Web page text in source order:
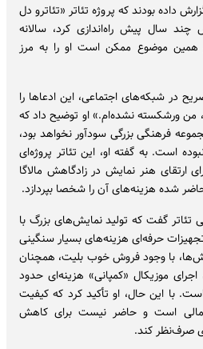
داده بودند که پروژه تئاتر «تئاترو دل
چند سال پیش راه‌اندازی کرد، سالانه
همین موضوع ممکن است او را به مرز
صریح در شبکه‌های اجتماعی، این ادعاها را
ورشکسته نشده‌ام.» او توضیح داد که
فرهنگی بزرگی سودآور نخواهد بود،
است. به گفته او، این تئاتر پروژه‌ای
ارتقای هنر نمایش در زادگاهش مالاگا
شده هزینه‌های آن را شخصا بپردازد.
گفت که تولید نمایش‌های بزرگ با
تجهیزات حرفه‌ای هزینه‌های بسیار سنگینی
با وجود فروش خوب بلیت، همچنان
اجرای موزیکال «کمپانی» هزینه‌ای حدود
است. با این حال، او تأکید کرد که کیفیت
مالی است و حاضر نیست برای کاهش
صرف‌نظر کند.